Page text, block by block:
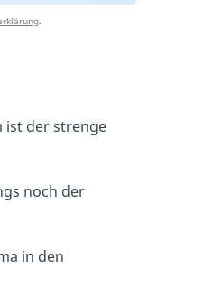
.
ist der strenge
noch der
in den